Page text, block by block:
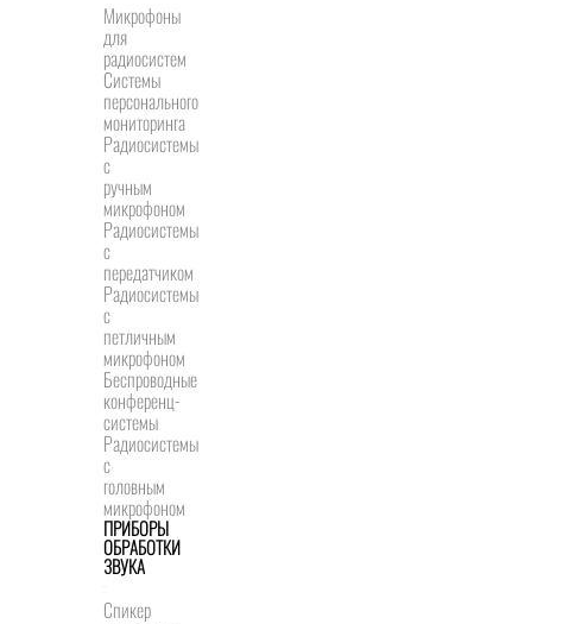
Микрофоны
для
радиосистем
Системы
персонального
мониторинга
Радиосистемы
c
ручным
микрофоном
Радиосистемы
с
передатчиком
Радиосистемы
с
петличным
микрофоном
Беспроводные
конференц-
системы
Радиосистемы
с
головным
микрофоном
ПРИБОРЫ
ОБРАБОТКИ
ЗВУКА
Спикер